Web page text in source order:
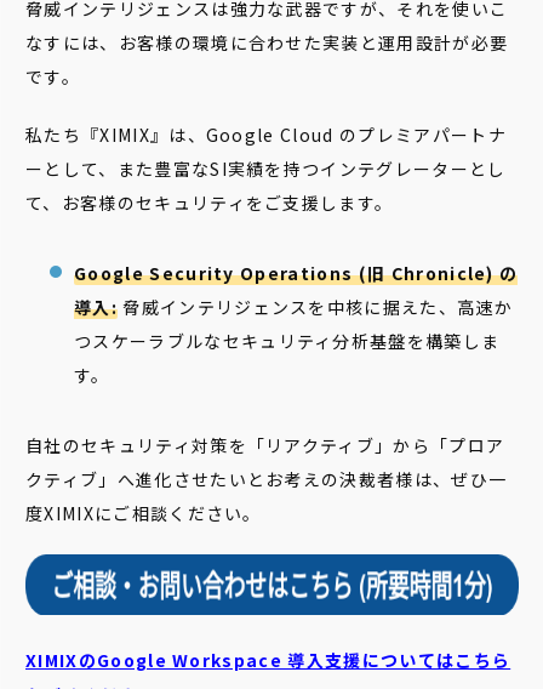
脅威インテリジェンスは強力な武器ですが、それを使いこ
なすには、お客様の環境に合わせた実装と運用設計が必要
です。
私たち『XIMIX』は、Google Cloud のプレミアパートナ
ーとして、また豊富なSI実績を持つインテグレーターとし
て、お客様のセキュリティをご支援します。
Google Security Operations (旧 Chronicle) の
導入:脅威インテリジェンスを中核に据えた、高速か
つスケーラブルなセキュリティ分析基盤を構築しま
す。
自社のセキュリティ対策を「リアクティブ」から「プロア
クティブ」へ進化させたいとお考えの決裁者様は、ぜひ一
度XIMIXにご相談ください。
XIMIXのGoogle Workspace 導入支援についてはこちら